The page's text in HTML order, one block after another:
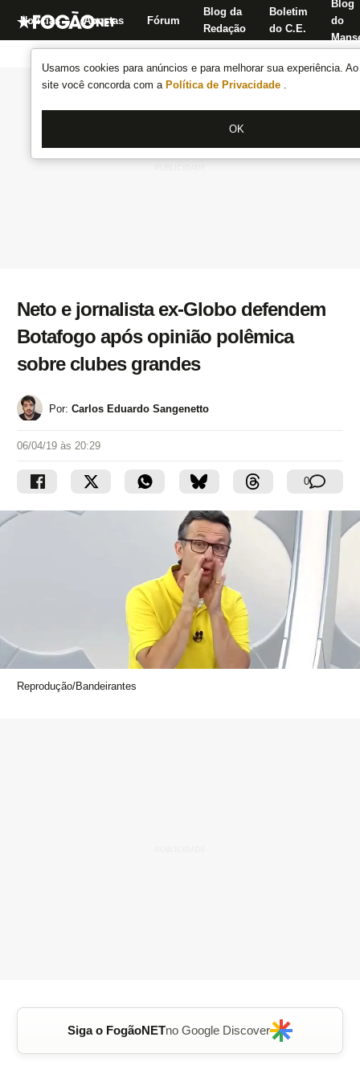
Usamos cookies para anúncios e para melhorar sua experiência.
site você concorda com a Política de Privacidade .
OK
Notícias Apostas Fórum
Blog da
Redação
Boletim
do C.E.
Blog
do
Neto e jornalista ex-Globo defendem
Botafogo após opinião polêmica
sobre clubes grandes
Por: Carlos Eduardo Sangenetto
06/04/19 às 20:29
0
Reprodução/Bandeirantes
Siga o FogãoNETno Google Discover